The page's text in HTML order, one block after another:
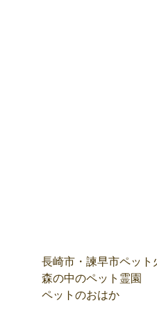
長崎市・諫早市ペット
森の中のペット霊園
ペットのおはか